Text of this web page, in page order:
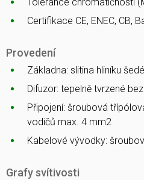
Tolerance chromatičnosti
Certifikace CE, ENEC, CB,
Provedení
Základna: slitina hliníku
Difuzor: tepelně tvrzené
Připojení: šroubová
vodičů max. 4 mm2
Kabelové vývodky:
Grafy svítivosti